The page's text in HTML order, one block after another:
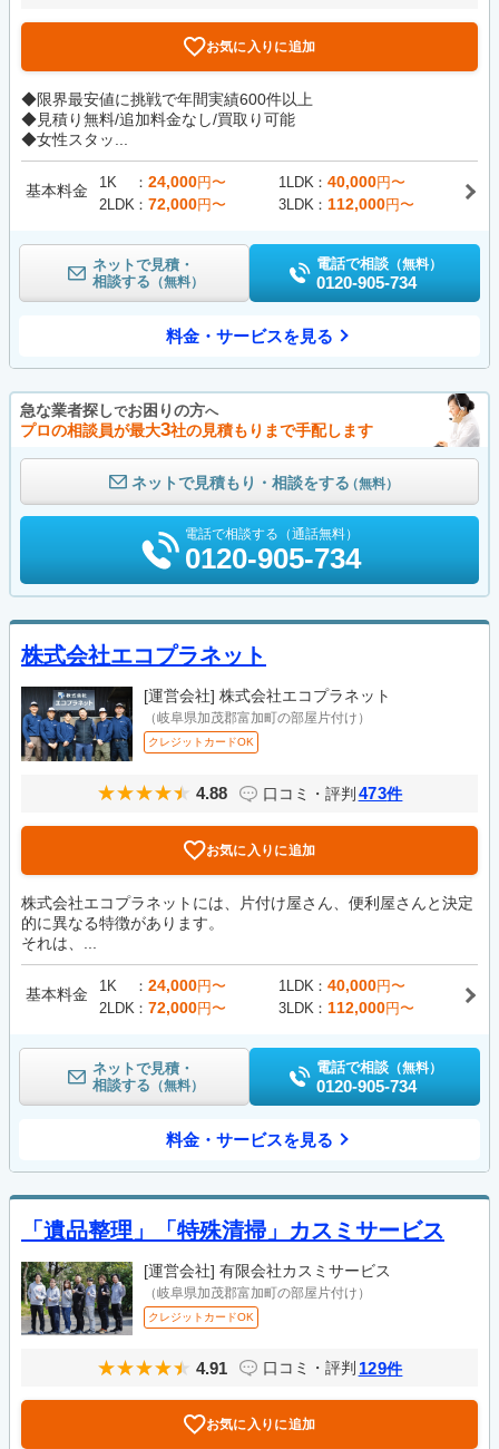
お気に入りに追加
◆限界最安値に挑戦で年間実績600件以上
◆見積り無料/追加料金なし/買取り可能
◆女性スタッ...
基本料金 1K 24,000円〜 1LDK 40,000円〜
2LDK
72,000円〜 3LDK 112,000円〜
ネットで見積・
相談する （無料）
電話で相談 （無料）
0120-905-734
料金・サービスを見る
急な業者探しでお困りの方へ
プロの相談員が最大3社の見積もりまで手配します
ネットで見積もり・相談をする（無料）
電話で相談する（通話無料）
0120-905-734
株式会社エコプラネット
[運営会社] 株式会社エコプラネット
（岐阜県加茂郡富加町の部屋片付け）
クレジットカードOK
4.88 口コミ・評判 473件
お気に入りに追加
株式会社エコプラネットには、片付け屋さん、便利屋さんと決定
的に異なる特徴があります。
それは、...
基本料金 1K 24,000円〜 1LDK 40,000円〜
2LDK
72,000円〜 3LDK 112,000円〜
ネットで見積・
相談する （無料）
電話で相談 （無料）
0120-905-734
料金・サービスを見る
「遺品整理」「特殊清掃」カスミサービス
[運営会社] 有限会社カスミサービス
（岐阜県加茂郡富加町の部屋片付け）
クレジットカードOK
4.91 口コミ・評判 129件
お気に入りに追加